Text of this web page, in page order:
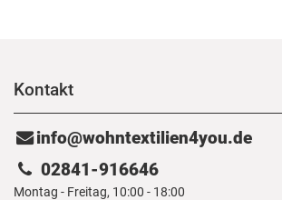
Kontakt
info@wohntextilien4you.de
02841-916646
Montag - Freitag, 10:00 - 18:00